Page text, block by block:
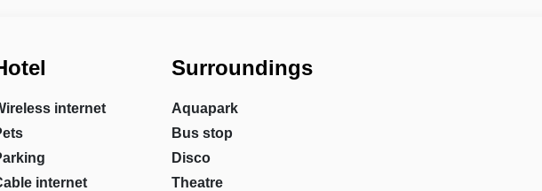
internet
internet
Surroundings
Aquapark
Bus stop
Disco
Theatre